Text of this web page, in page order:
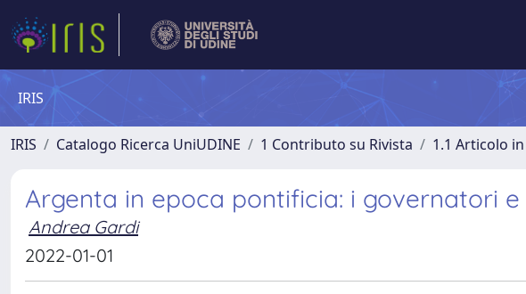
IRIS
IRIS Catalogo Ricerca UniUDINE 1 Contributo su Rivista 1.1 Articolo
Argenta in epoca pontificia: i governatori
Andrea Gardi
2022-01-01